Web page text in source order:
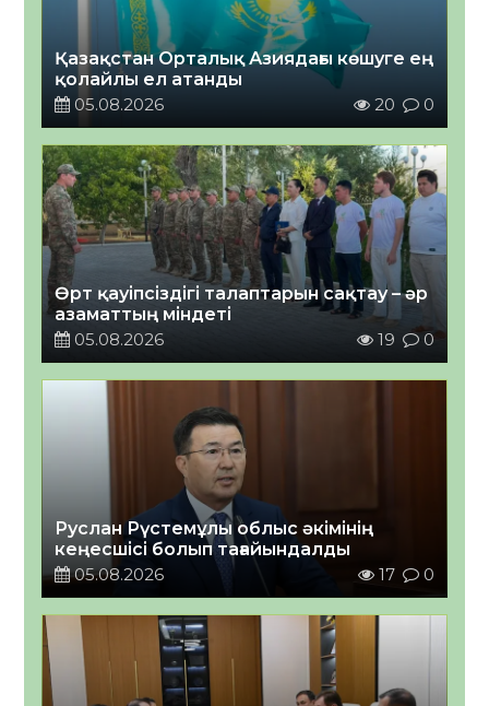
Қазақстан Орталық Азиядағы көшуге ең
қолайлы ел атанды
05.08.2026
20 0
Өрт қауіпсіздігі талаптарын сақтау – әр
азаматтың міндеті
05.08.2026
19 0
Руслан Рүстемұлы облыс әкімінің
кеңесшісі болып тағайындалды
05.08.2026
17 0